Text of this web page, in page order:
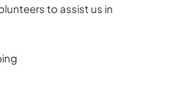
to assist us in